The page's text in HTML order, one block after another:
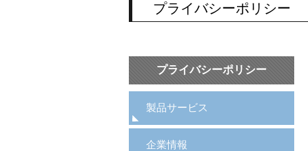
プライバシーポリシー
プライバシーポリシー
製品サービス
企業情報